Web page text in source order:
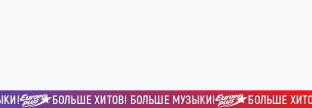
БОЛЬШЕ ХИТОВ! БОЛЬШЕ МУЗЫКИ! БОЛЬШЕ ХИТОВ!